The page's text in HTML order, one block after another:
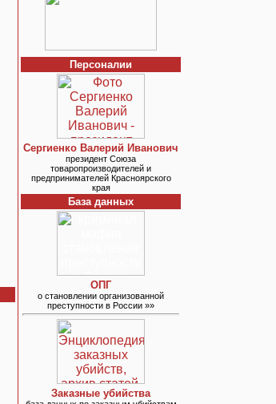
Персоналии
Сергиенко Валерий Иванович
президент Союза
товаропроизводителей и
предпринимателей Красноярского
края
База данных
ОПГ
о становлении организованной
преступности в России »»
Заказные убийства